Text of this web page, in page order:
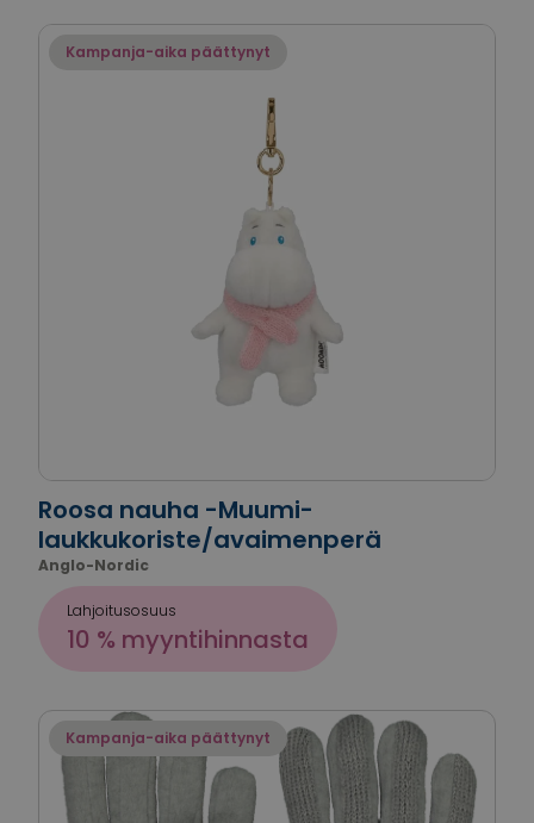
Kampanja-aika päättynyt
Roosa nauha -Muumi-
laukkukoriste/avaimenperä
Anglo-Nordic
Lahjoitusosuus
10 % myyntihinnasta
Kampanja-aika päättynyt